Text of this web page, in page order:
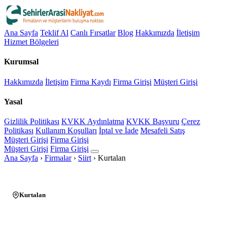
Ana Sayfa Teklif Al Canlı Fırsatlar Blog Hakkımızda İletişim
Hizmet Bölgeleri
Kurumsal
Hakkımızda İletişim Firma Kaydı Firma Girişi Müşteri Girişi
Yasal
Gizlilik Politikası KVKK Aydınlatma KVKK Başvuru Çerez
Politikası Kullanım Koşulları İptal ve İade Mesafeli Satış
Müşteri Girişi Firma Girişi
Müşteri Girişi Firma Girişi
Ana Sayfa › Firmalar › Siirt › Kurtalan
Kurtalan